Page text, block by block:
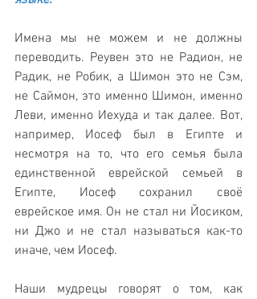
Имена мы не можем и не должны
переводить. Реувен это не Радион, не
Радик, не Робик, а Шимон это не Сэм,
не Саймон, это именно Шимон, именно
Леви, именно Иехуда и так далее. Вот,
например, Иосеф был в Египте и
несмотря на то, что его семья была
единственной еврейской семьей в
Египте, Иосеф сохранил своё
еврейское имя. Он не стал ни Йосиком,
ни Джо и не стал называться как-то
иначе, чем Иосеф.
Наши мудрецы говорят о том, как